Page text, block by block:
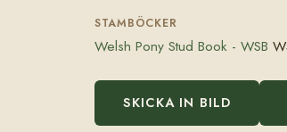
STAMBÖCKER
Welsh Pony Stud Book - WSB
SKICKA IN BILD